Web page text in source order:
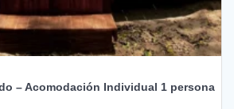
– Acomodación Individual 1 persona